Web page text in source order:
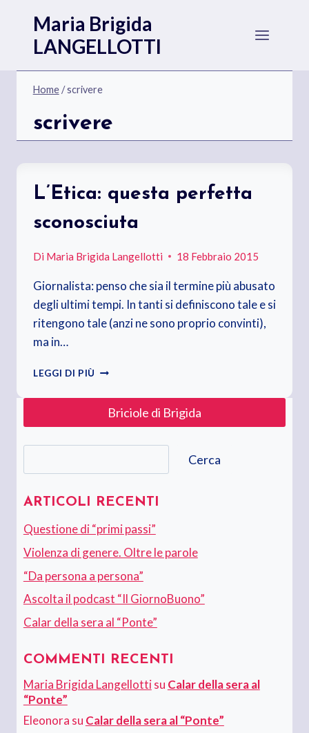
contenuto
Maria Brigida
LANGELLOTTI
Home/scrivere
scrivere
L’Etica: questa perfetta
sconosciuta
Di Maria Brigida Langellotti 18 Febbraio 2015
Giornalista: penso che sia il termine più abusato
degli ultimi tempi. In tanti si definiscono tale e si
ritengono tale (anzi ne sono proprio convinti),
ma in…
LEGGI DI PIÙ L’ETICA:
PERFETTA
SCONOSCIUTA
Briciole di Brigida
Cerca
ARTICOLI RECENTI
Questione di “primi passi”
Violenza di genere. Oltre le parole
“Da persona a persona”
Ascolta il podcast “Il GiornoBuono”
Calar della sera al “Ponte”
COMMENTI RECENTI
Maria Brigida Langellottisu Calar della sera al
“Ponte”
Eleonora su Calar della sera al “Ponte”